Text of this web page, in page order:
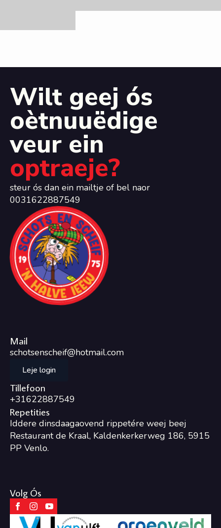
Wilt geej ós
oètnuuëdige
veur ein
optraeje?
steur ós dan ein mailtje of bel naor
0031622887549
Mail
schotsenscheif@hotmail.com
Leje login
Tillefoon
+31622887549
Repetities
Iddere dinsdaagaovend rippetére weej beej
Restaurant de Kraal, Kaldenkerkerweg 186, 5915
PP Venlo.
Volg Ós